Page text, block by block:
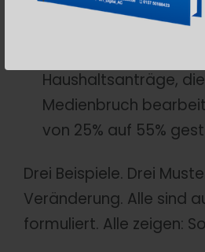
von 120 auf 85 Tage
Haushaltsanträge,
Medienbruch
von 25% auf 55%
Drei Beispiele. Drei
Veränderung. Alle sind
formuliert. Alle zeigen: